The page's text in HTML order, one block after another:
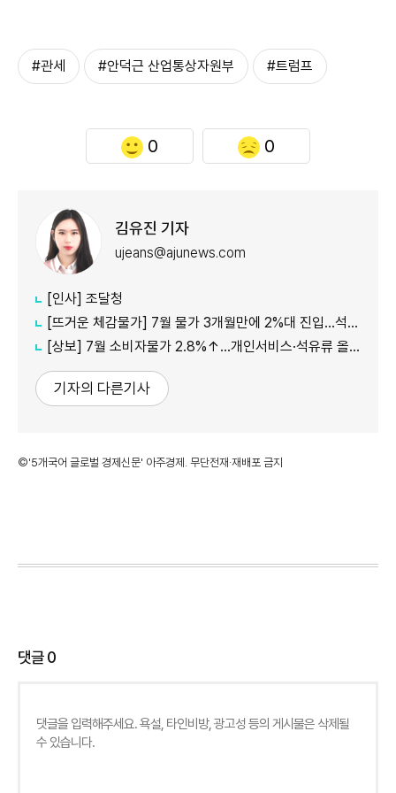
#관세 #안덕근 산업통상자원부 #트럼프
0 0
김유진 기자
ujeans@ajunews.com
[인사] 조달청
[뜨거운 체감물가] 7월 물가 3개월만에 2%대 진입…석유류·서비스 상승세 여전
[상보] 7월 소비자물가 2.8%↑…개인서비스·석유류 올라
기자의 다른기사
©'5개국어 글로벌 경제신문' 아주경제. 무단전재·재배포 금지
댓글0